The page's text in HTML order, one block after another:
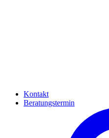
Kontakt
Beratungstermin